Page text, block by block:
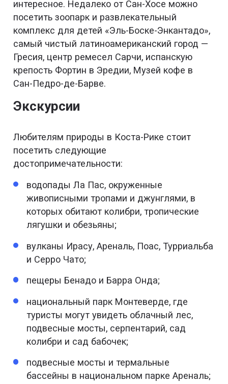
интересное. Недалеко от Сан-Хосе можно
посетить зоопарк и развлекательный
комплекс для детей «Эль-Боске-Энкантадо»,
самый чистый латиноамериканский город —
Гресия, центр ремесел Сарчи, испанскую
крепость Фортин в Эредии, Музей кофе в
Сан-Педро-де-Барве.
Экскурсии
Любителям природы в Коста-Рике стоит
посетить следующие
достопримечательности:
водопады Ла Пас, окруженные
живописными тропами и джунглями, в
которых обитают колибри, тропические
лягушки и обезьяны;
вулканы Ирасу, Ареналь, Поас, Турриальба
и Серро Чато;
пещеры Бенадо и Барра Онда;
национальный парк Монтеверде, где
туристы могут увидеть облачный лес,
подвесные мосты, серпентарий, сад
колибри и сад бабочек;
подвесные мосты и термальные
бассейны в национальном парке Ареналь;